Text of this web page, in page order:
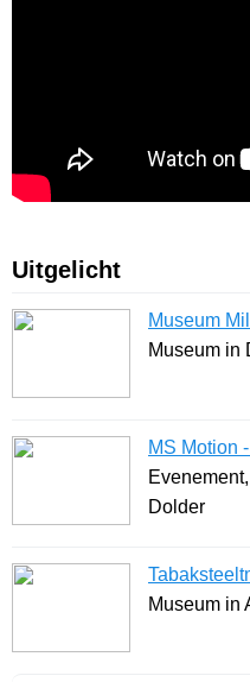
Uitgelicht
Museum
Museum in
MS Motion
Dolder
Museum in